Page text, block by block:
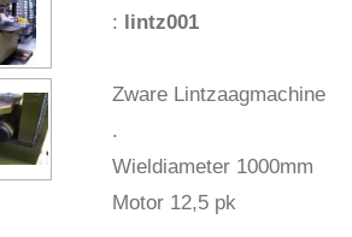
:
lintz001
Zware Lintzaagmachine
.
Wieldiameter 1000mm
Motor 12,5 pk